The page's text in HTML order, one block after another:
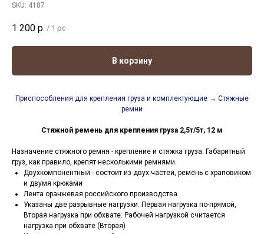
SKU: 4187
1 200 р. / 1 pc
В корзину
Приспособления для крепления груза и комплектующие → Стяжные
ремни
Стяжной ремень для крепления груза 2,5т/5т, 12 м
Назначение стяжного ремня - крепление и стяжка груза. Габаритный
груз, как правило, крепят несколькими ремнями.
Двухкомпонентный - состоит из двух частей, ремень с храповиком
и двумя крюками
Лента оранжевая российского производства
Указаны две разрывные нагрузки: Первая нагрузка по-прямой,
Вторая нагрузка при обхвате. Рабочей нагрузкой считается
нагрузка при обхвате (Вторая)